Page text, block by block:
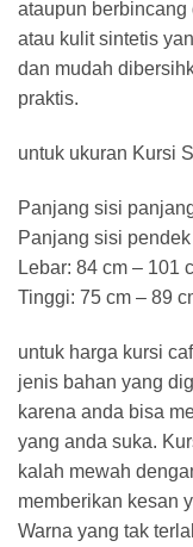
ataupun
atau kulit sintetis
dan mudah
praktis.
untuk ukuran Kursi
Panjang sisi
Panjang sisi
Lebar: 84 cm – 101
Tinggi: 75 cm – 89
untuk harga kursi
jenis bahan yang
karena anda bisa
yang anda suka.
kalah mewah
memberikan kesan
Warna yang tak